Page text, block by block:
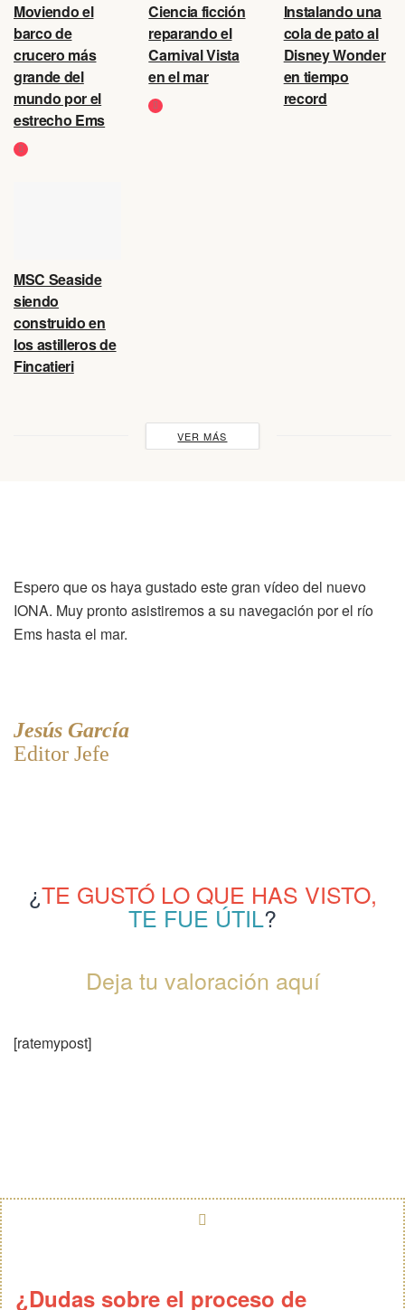
Moviendo el
barco de
crucero más
grande del
mundo por el
estrecho Ems
Ciencia ficción
reparando el
Carnival Vista
en el mar
Instalando una
cola de pato al
Disney Wonder
en tiempo
record
MSC Seaside
siendo
construido en
los astilleros de
Fincatieri
VER MÁS
Espero que os haya gustado este gran vídeo del nuevo
IONA. Muy pronto asistiremos a su navegación por el río
Ems hasta el mar.
Jesús García
Editor Jefe
¿TE GUSTÓ LO QUE HAS VISTO,
TE FUE ÚTIL?
Deja tu valoración aquí
[ratemypost]
¿Dudas sobre el proceso de